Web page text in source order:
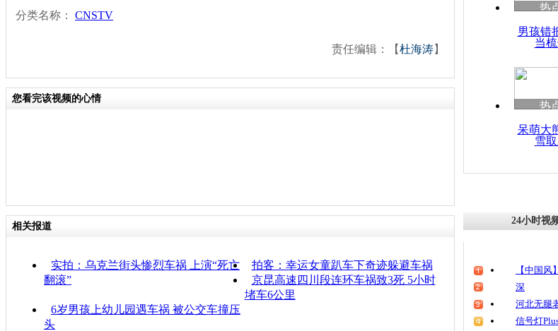
分类名称： CNSTV
责任编辑：【杜海涛】
您看完该视频的心情
相关报道
实拍：乌克兰街头惨烈车祸 上演“死亡
翻滚”
拍客：幸运女童趴车下奇迹躲避车祸
京昆高速四川段连环车祸致3死 5小时
堵车6公里
6岁男孩上幼儿园遇车祸 被公交车撞压
头
热
男孩错
当
热
呆萌大
雪
24小时视
【中国
深
河北无腿
信号灯